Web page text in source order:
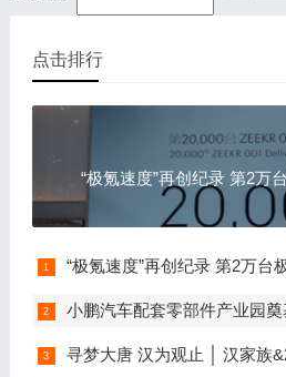
点击排行
“极氪速度”
“极氪速度”再创纪录 第2万台
小鹏汽车配套零部件产业园奠基，打
寻梦大唐 汉为观止 │ 汉家族&2022款唐